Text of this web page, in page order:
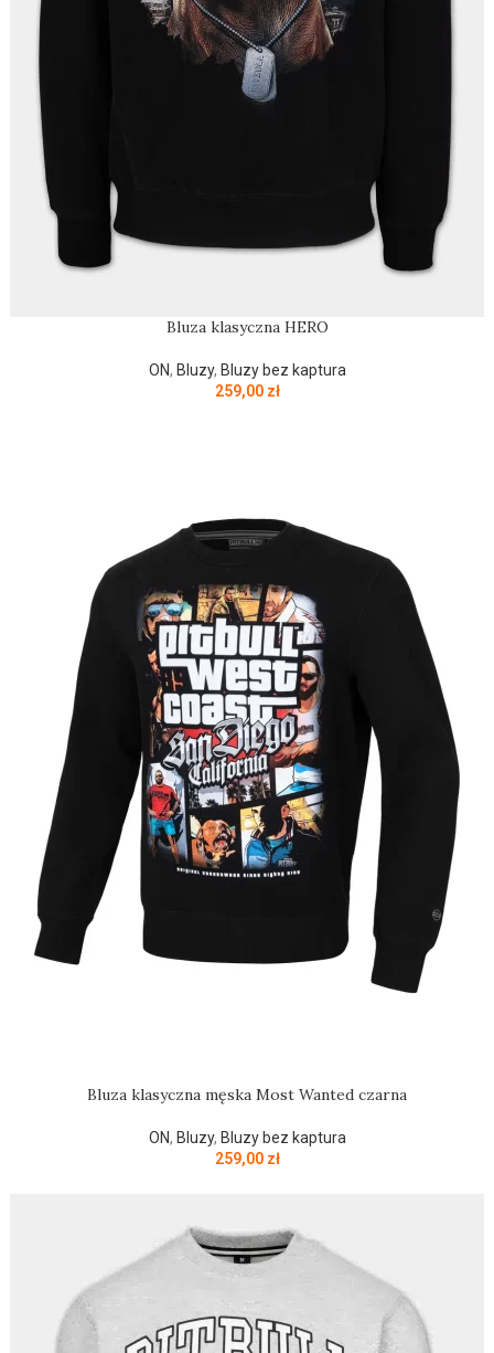
Bluza klasyczna HERO
ON, Bluzy, Bluzy bez kaptura
259,00 zł
Bluza klasyczna męska Most Wanted czarna
ON, Bluzy, Bluzy bez kaptura
259,00 zł